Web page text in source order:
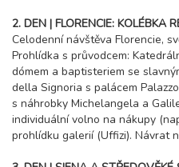
2. DEN | FLORENCIE: KOLÉBKA
Celodenní návštěva Florencie,
Prohlídka s průvodcem:
dómem a baptisteriem se
della Signoria s palácem
s náhrobky Michelangela a
individuální volno na nákupy
prohlídku galerií (Uffizi). Návrat